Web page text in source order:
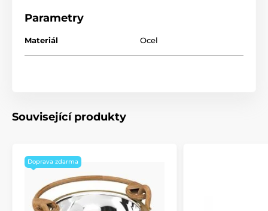
Parametry
Materiál Ocel
Související produkty
Doprava zdarma